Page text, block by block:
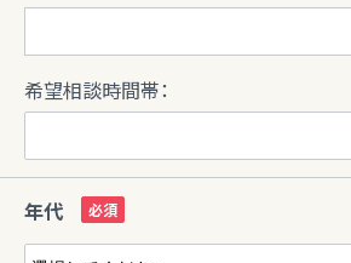
希望相談時間帯：
年代